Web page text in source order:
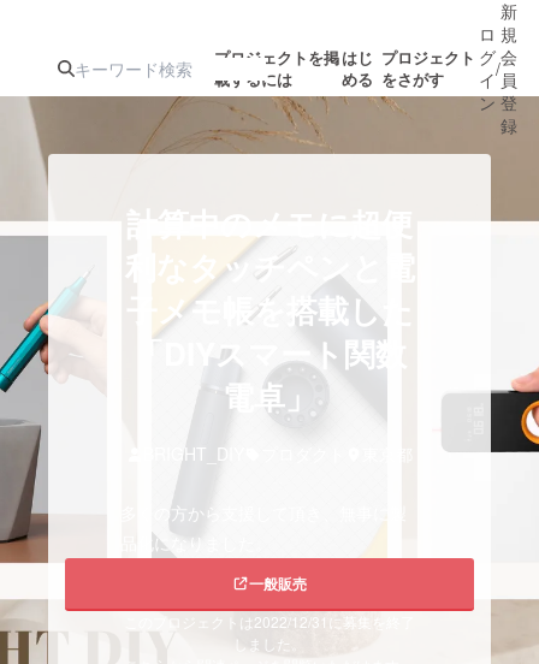
プロジェクトを掲
載するには
はじ
める
プロジェクト
をさがす
ジェクト
アート・写真
テクノロジー・ガジェット ゲーム・
映像・映画 書籍・雑誌
ビジネス・起業
まちづくり・地域活性化
CAMPFIRE for Social GoodCAMPFIRE Creation
ロ
グ
イ
ン
/
新
規
会
員
登
録
利なタッチペンと電
子メモ帳を搭載した
「DIYスマート関数
電卓」
BRIGHT_DIY
多くの方から支援して頂き、無事に製
品化になりました。
一般販売
このプロジェクトは2022/12/31に募集を終了
しました。